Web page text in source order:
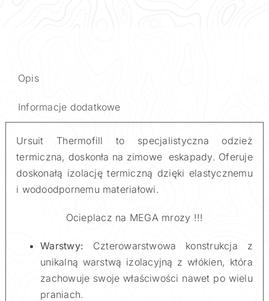
Opis
Informacje dodatkowe
Ursuit Thermofill to specjalistyczna odzież
termiczna, doskonła na zimowe eskapady. Oferuje
doskonałą izolację termiczną dzięki elastycznemu
i wodoodpornemu materiałowi.
Ocieplacz na MEGA mrozy !!!
Warstwy: Czterowarstwowa konstrukcja z
unikalną warstwą izolacyjną z włókien, która
zachowuje swoje właściwości nawet po wielu
praniach.